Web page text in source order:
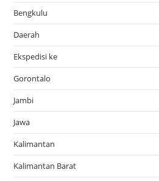
Bengkulu
Daerah
Ekspedisi ke
Gorontalo
Jambi
Jawa
Kalimantan
Kalimantan Barat